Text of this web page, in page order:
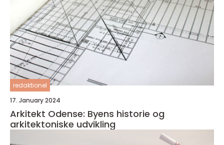
redaktionel
17. January 2024
Arkitekt Odense: Byens historie og
arkitektoniske udvikling